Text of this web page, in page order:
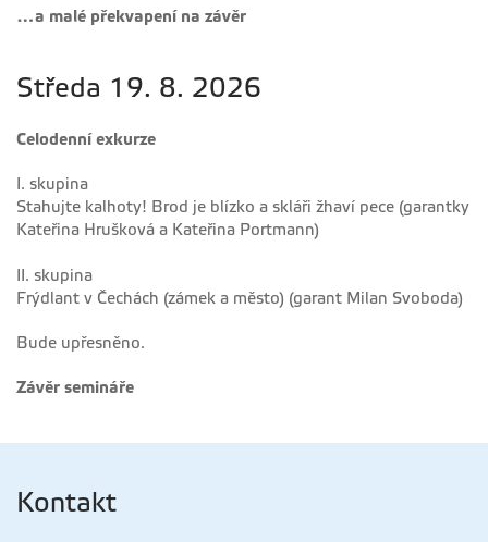
…a malé překvapení na závěr
Středa 19. 8. 2026
Celodenní exkurze
I. skupina
Stahujte kalhoty! Brod je blízko a skláři žhaví pece (garantky
Kateřina Hrušková a Kateřina Portmann)
II. skupina
Frýdlant v Čechách (zámek a město) (garant Milan Svoboda)
Bude upřesněno.
Závěr semináře
Kontakt